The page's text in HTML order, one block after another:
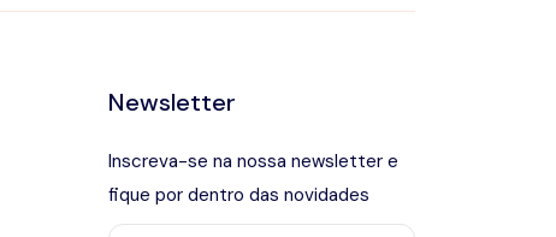
Newsletter
Inscreva-se na nossa newsletter e
fique por dentro das novidades